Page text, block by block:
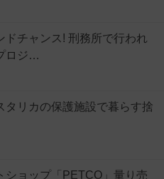
ドチャンス! 刑務所で行われ
ロジ…
タリカの保護施設で暮らす捨
ショップ「PETCO」量り売